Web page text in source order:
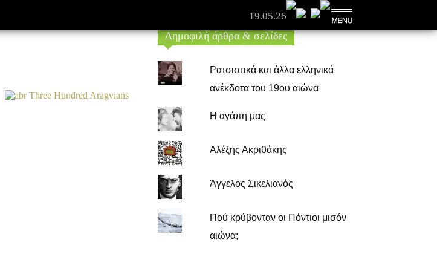
19.05.26
Δημοφιλή άρθρα & σελίδες
Ρατσιστικά και άλλα ελληνικά
ανέκδοτα του 19ου αιώνα
Η αγάπη μας
Αλέξης Ακριθάκης
Άγγελος Σικελιανός
Πού κρύβονταν οι Πόντιοι μισόν
αιώνα;